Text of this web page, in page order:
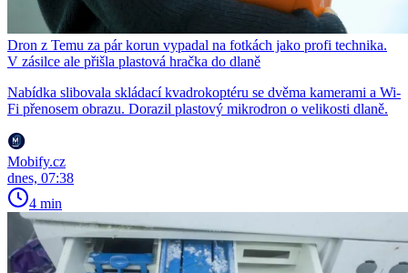
Dron z Temu za pár korun vypadal na fotkách jako profi technika.
V zásilce ale přišla plastová hračka do dlaně
Nabídka slibovala skládací kvadrokoptéru se dvěma kamerami a Wi-
Fi přenosem obrazu. Dorazil plastový mikrodron o velikosti dlaně.
Mobify.cz
dnes, 07:38
4 min